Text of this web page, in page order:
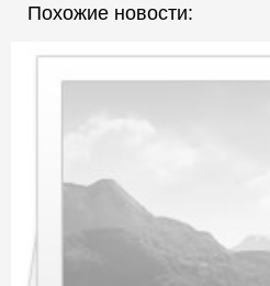
Похожие новости: